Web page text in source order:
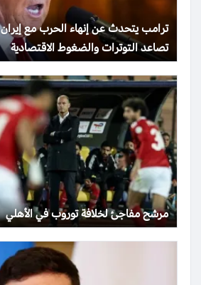
ترامب يتحدث عن إنهاء الحرب مع
تصاعد التوترات والضغوط الاقتصادية
مرشح مفاجئ لخلافة توروب في الأهلي